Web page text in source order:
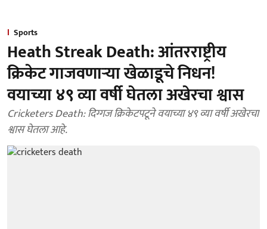
Sports
Heath Streak Death: आंतरराष्ट्रीय
क्रिकेट गाजवणाऱ्या खेळाडूचे निधन!
वयाच्या ४९ व्या वर्षी घेतला अखेरचा श्वास
Cricketers Death: दिग्गज क्रिकेटपटूने वयाच्या ४९ व्या वर्षी अखेरचा
श्वास घेतला आहे.